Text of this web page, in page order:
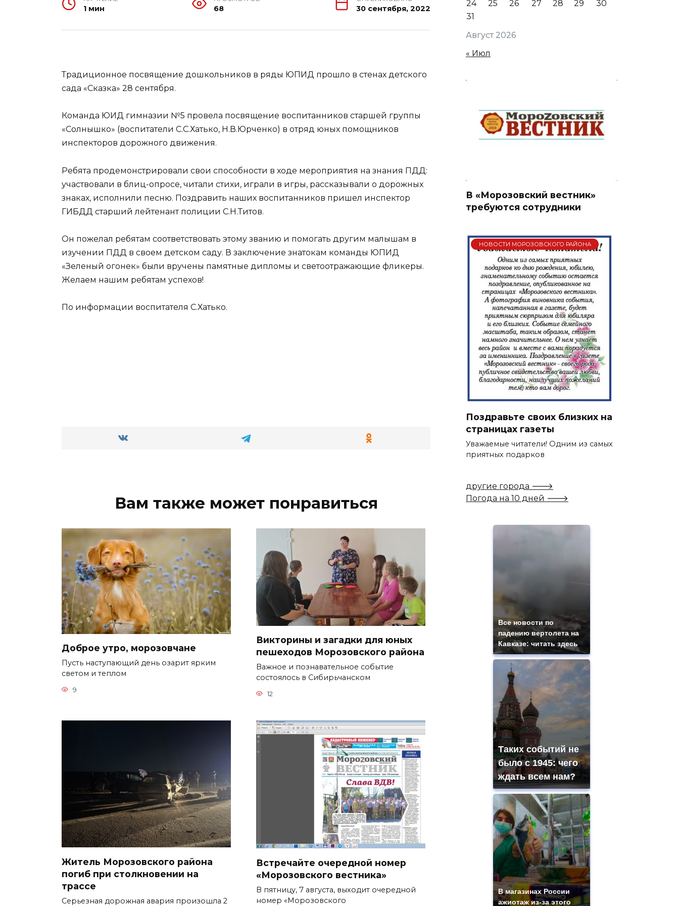
1 мин 68 30 сентября, 2022
Традиционное посвящение дошкольников в ряды ЮПИД прошло в стенах детского
сада «Сказка» 28 сентября.
Команда ЮИД гимназии №5 провела посвящение воспитанников старшей группы
«Солнышко» (воспитатели С.С.Хатько, Н.В.Юрченко) в отряд юных помощников
инспекторов дорожного движения.
Ребята продемонстрировали свои способности в ходе мероприятия на знания ПДД:
участвовали в блиц-опросе, читали стихи, играли в игры, рассказывали о дорожных
знаках, исполнили песню. Поздравить наших воспитанников пришел инспектор
ГИБДД старший лейтенант полиции С.Н.Титов.
Он пожелал ребятам соответствовать этому званию и помогать другим малышам в
изучении ПДД в своем детском саду. В заключение знатокам команды ЮПИД
«Зеленый огонек» были вручены памятные дипломы и светоотражающие фликеры.
Желаем нашим ребятам успехов!
По информации воспитателя С.Хатько.
Вам также может понравиться
Доброе утро, морозовчане
Пусть наступающий день озарит ярким
светом и теплом
9
Викторины и загадки для юных
пешеходов Морозовского района
Важное и познавательное событие
состоялось в Сибирьчанском
12
Житель Морозовского района
погиб при столкновении на
трассе
Серьезная дорожная авария произошла 2
Встречайте очередной номер
«Морозовского вестника»
В пятницу, 7 августа, выходит очередной
номер «Морозовского
Август 2026
24
25 26 27 28 29
30
31
« Июл
В «Морозовский вестник»
требуются сотрудники
НОВОСТИ МОРОЗОВСКОГО РАЙОНА
Поздравьте своих близких на
страницах газеты
Уважаемые читатели! Одним из самых
приятных подарков
другие города 🡒
Погода на 10 дней 🡒
Все новости по
падению вертолета на
Кавказе: читать здесь
Таких событий не
было с 1945: чего
ждать всем нам?
В магазинах России
ажиотаж из-за этого